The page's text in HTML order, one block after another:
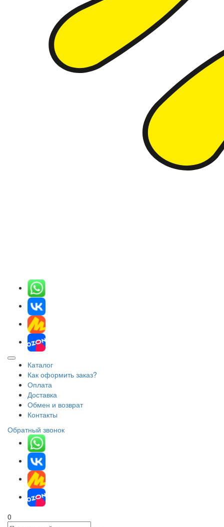
Каталог
Как оформить заказ?
Оплата
Доставка
Обмен и возврат
Контакты
Обратный звонок
0